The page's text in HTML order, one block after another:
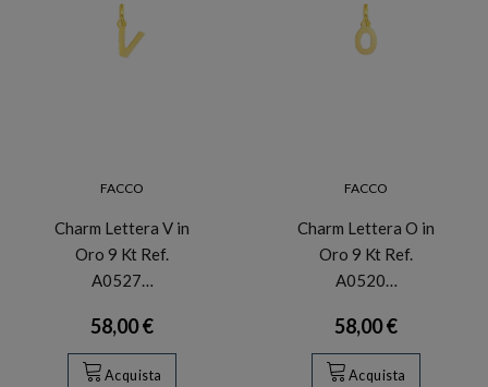
FACCO
Charm Lettera V in
Oro 9 Kt Ref.
A0527…
58,00 €
Acquista
FACCO
Charm Lettera O in
Oro 9 Kt Ref.
A0520…
58,00 €
Acquista